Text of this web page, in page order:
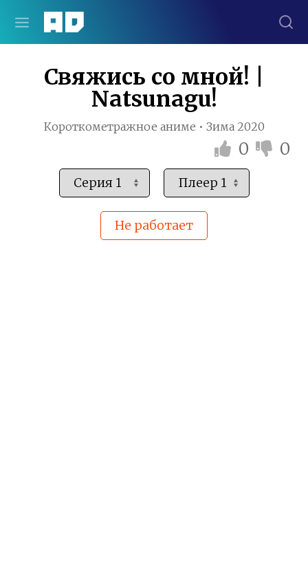
Свяжись со мной! |
Natsunagu!
Короткометражное аниме • Зима 2020
0 0
Не работает